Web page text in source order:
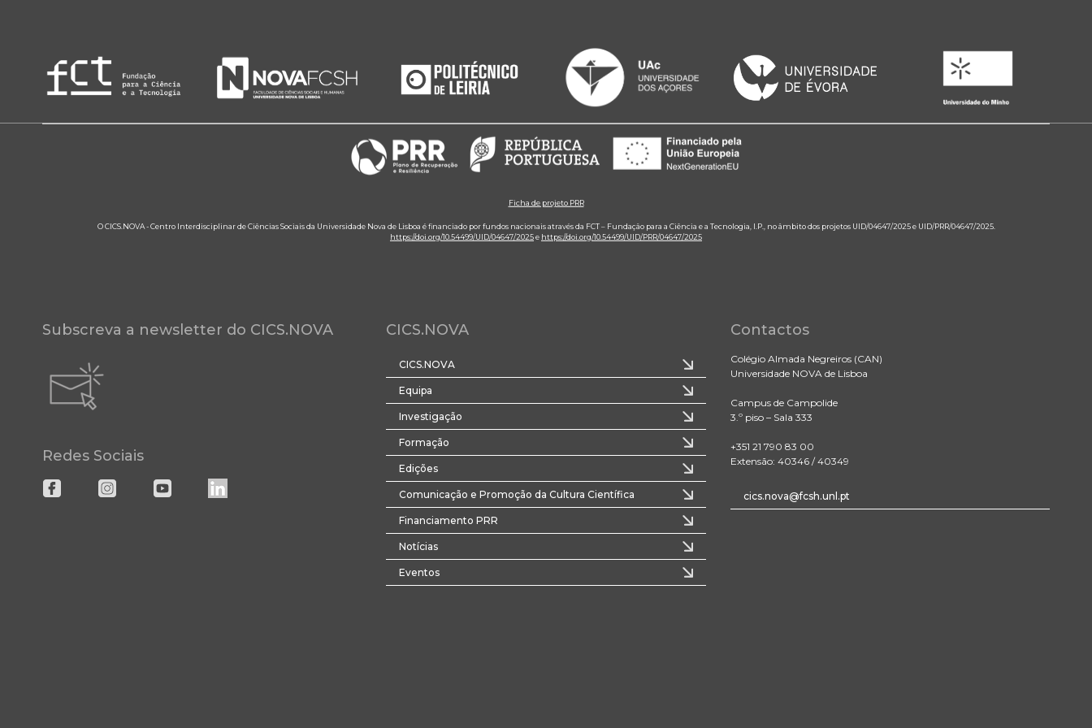
Ficha de projeto PRR
O CICS.NOVA - Centro Interdisciplinar de Ciências Sociais da Universidade Nova de Lisboa é financiado por fundos nacionais através da FCT – Fundação para a Ciência e a Tecnologia, I.P., no âmbito dos projetos UID/04647/2025 e UID/PRR/04647/2025.
https://doi.org/10.54499/UID/04647/2025e https://doi.org/10.54499/UID/PRR/04647/2025
Subscreva a newsletter do CICS.NOVA
Redes Sociais
CICS.NOVA
CICS.NOVA
Equipa
Investigação
Formação
Edições
Comunicação e Promoção da Cultura Científica
Financiamento PRR
Notícias
Eventos
Contactos
Colégio Almada Negreiros (CAN)
Universidade NOVA de Lisboa
Campus de Campolide
3.º piso – Sala 333
+351 21 790 83 00
Extensão: 40346 / 40349
cics.nova@fcsh.unl.pt